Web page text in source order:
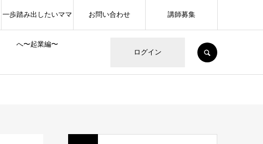
ログイン
SEARCH
一歩踏み出したいママ
へ〜起業編〜
お問い合わせ 講師募集